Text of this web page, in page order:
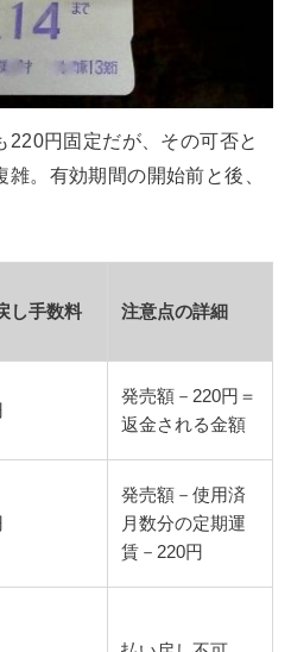
220円固定だが、その可否と
。有効期間の開始前と後、
し手数料 注意点の詳細
発売額－220円＝
返金される金額
発売額－使用済
月数分の定期運
賃－220円